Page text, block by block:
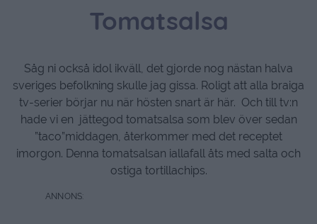
Tomatsalsa
Såg ni också idol ikväll, det gjorde nog nästan halva
sveriges befolkning skulle jag gissa. Roligt att alla braiga
tv-serier börjar nu när hösten snart är här. Och till tv:n
hade vi en jättegod tomatsalsa som blev över sedan
”taco”middagen, återkommer med det receptet
imorgon. Denna tomatsalsan iallafall åts med salta och
ostiga tortillachips.